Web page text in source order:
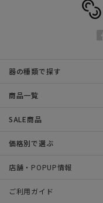
器の種類で探す
商品一覧
SALE商品
価格別で選ぶ
店舗・POPUP情報
ご利用ガイド